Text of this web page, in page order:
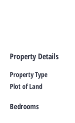
Property Details
Property Type
Plot of Land
Bedrooms